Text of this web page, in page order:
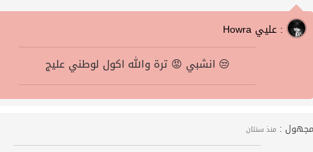
Howra عليي :
انشبي 😡 ترة والله اكول لوطني عليج 😒
مجهول : منذ سنتان